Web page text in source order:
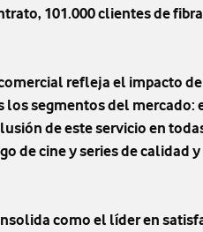
101.000 clientes de
refleja el impacto
los segmentos del
de este servicio en
de cine y series de calidad
como el líder en